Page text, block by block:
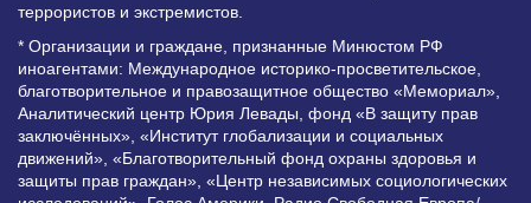
террористов и экстремистов.
* Организации и граждане, признанные Минюстом РФ
иноагентами: Международное историко-просветительское,
благотворительное и правозащитное общество «Мемориал»,
Аналитический центр Юрия Левады, фонд «В защиту прав
заключённых», «Институт глобализации и социальных
движений», «Благотворительный фонд охраны здоровья и
защиты прав граждан», «Центр независимых социологических